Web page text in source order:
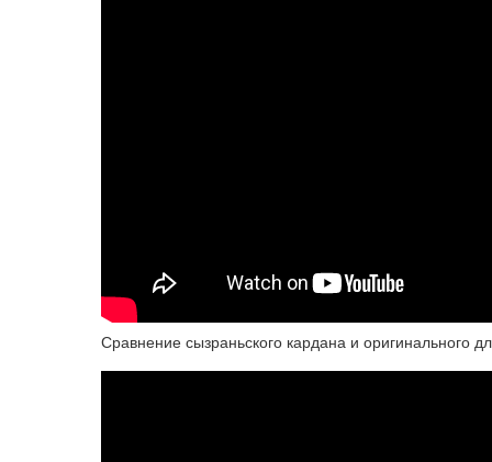
Сравнение сызраньского кардана и оригинального